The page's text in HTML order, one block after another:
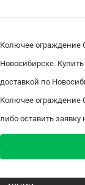
Колючее
Новосибирске.
доставкой по
Колючее ограждение
либо оставить заявку